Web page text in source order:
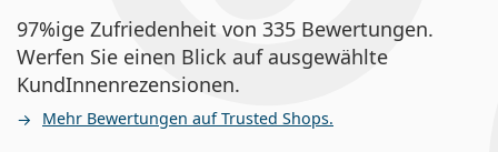
97%ige Zufriedenheit von 335 Bewertungen.
Werfen Sie einen Blick auf ausgewählte
KundInnenrezensionen.
Mehr Bewertungen auf Trusted Shops.